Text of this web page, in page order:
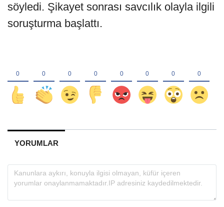
söyledi. Şikayet sonrası savcılık olayla ilgili
soruşturma başlattı.
YORUMLAR